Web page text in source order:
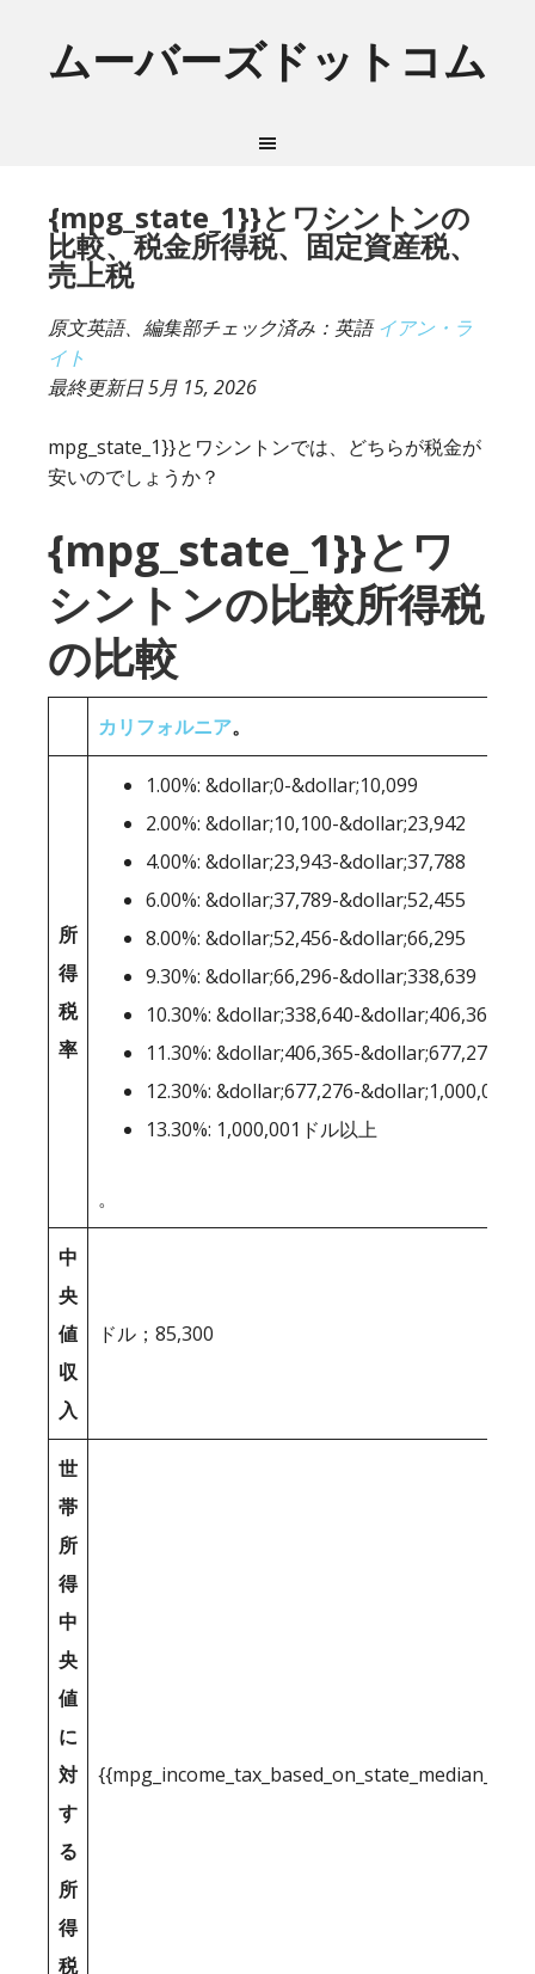
ムーバーズドットコム
{mpg_state_1}}とワシントンの
比較、税金所得税、固定資産税、
売上税
原文英語、編集部チェック済み：英語イアン・ラ
イト
最終更新日5月 15, 2026
mpg_state_1}}とワシントンでは、どちらが税金が
安いのでしょうか？
{mpg_state_1}}とワ
シントンの比較所得税
の比較
カリフォルニア。
所
得
税
率
1.00%: &dollar;0-&dollar;10,099
2.00%: &dollar;10,100-&dollar;23,942
4.00%: &dollar;23,943-&dollar;37,788
6.00%: &dollar;37,789-&dollar;52,455
8.00%: &dollar;52,456-&dollar;66,295
9.30%: &dollar;66,296-&dollar;338,639
10.30%: &dollar;338,640-&dollar;406,364
11.30%: &dollar;406,365-&dollar;677,275
12.30%: &dollar;677,276-&dollar;1,000,000
13.30%: 1,000,001ドル以上
。
中
央
値
収
入
ドル；85,300
世
帯
所
得
中
央
値
に
対
す
る
所
得
税